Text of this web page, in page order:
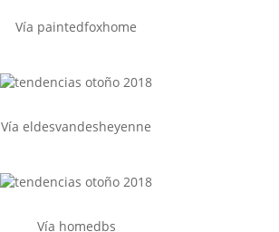
Vía paintedfoxhome
Vía eldesvandesheyenne
Vía homedbs